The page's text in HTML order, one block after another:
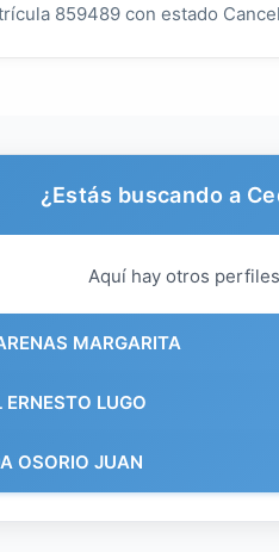
859489 con estado
¿Estás buscando a
Aquí hay otros
MARGARITA
ERNESTO LUGO
OSORIO JUAN